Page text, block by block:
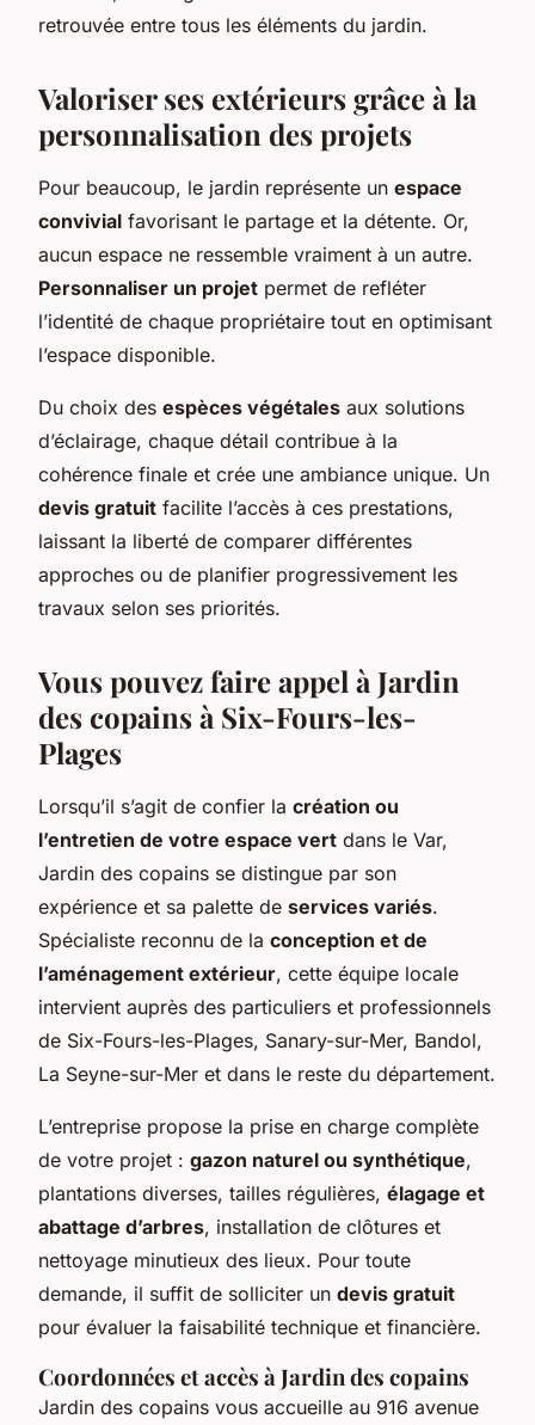
retrouvée entre tous les éléments du jardin.
Valoriser ses extérieurs grâce à la
personnalisation des projets
Pour beaucoup, le jardin représente un espace
convivial favorisant le partage et la détente. Or,
aucun espace ne ressemble vraiment à un autre.
Personnaliser un projet permet de refléter
l’identité de chaque propriétaire tout en optimisant
l’espace disponible.
Du choix des espèces végétales aux solutions
d’éclairage, chaque détail contribue à la
cohérence finale et crée une ambiance unique. Un
devis gratuit facilite l’accès à ces prestations,
laissant la liberté de comparer différentes
approches ou de planifier progressivement les
travaux selon ses priorités.
Vous pouvez faire appel à Jardin
des copains à Six-Fours-les-
Plages
Lorsqu’il s’agit de confier la création ou
l’entretien de votre espace vert dans le Var,
Jardin des copains se distingue par son
expérience et sa palette de services variés.
Spécialiste reconnu de la conception et de
l’aménagement extérieur, cette équipe locale
intervient auprès des particuliers et professionnels
de Six-Fours-les-Plages, Sanary-sur-Mer, Bandol,
La Seyne-sur-Mer et dans le reste du département.
L’entreprise propose la prise en charge complète
de votre projet : gazon naturel ou synthétique,
plantations diverses, tailles régulières, élagage et
abattage d’arbres, installation de clôtures et
nettoyage minutieux des lieux. Pour toute
demande, il suffit de solliciter un devis gratuit
pour évaluer la faisabilité technique et financière.
Coordonnées et accès à Jardin des copains
Jardin des copains vous accueille au 916 avenue